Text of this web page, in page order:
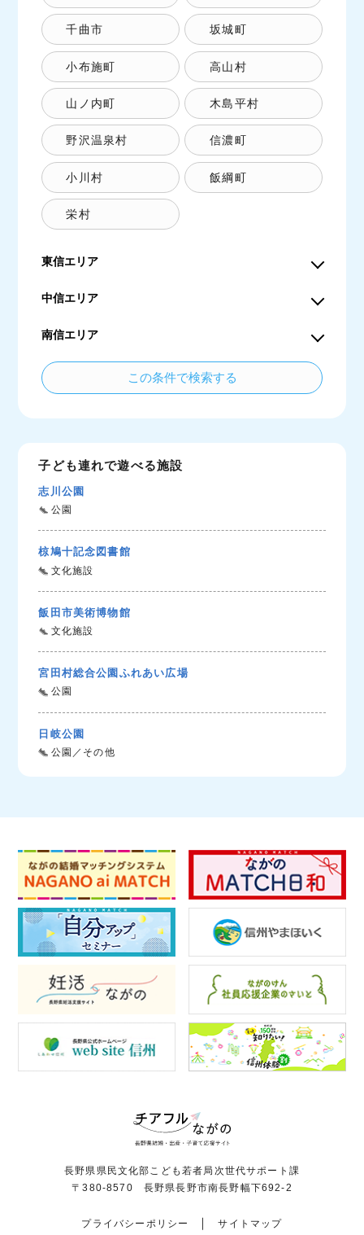
千曲市 坂城町
小布施町 高山村
山ノ内町 木島平村
野沢温泉村 信濃町
小川村 飯綱町
栄村
東信エリア
中信エリア
南信エリア
子ども連れで遊べる施設
志川公園
公園
椋鳩十記念図書館
文化施設
飯田市美術博物館
文化施設
宮田村総合公園ふれあい広場
公園
日岐公園
公園／その他
長野県県民文化部こども若者局次世代サポート課
〒380-8570 長野県長野市南長野幅下692-2
プライバシーポリシー サイトマップ